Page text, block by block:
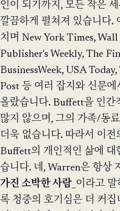
인이 되기까지, 모든 작은
깔끔하게 펼쳐져 있습니다.
치며 New York Times,
Publisher's Weekly, The
BusinessWeek, USA
Post 등 여러 잡지와 신문에
올랐습니다. Buffett을 인간
많지 않으며, 그의 가족/동
더욱 없습니다. 따라서 이전
Buffett의 개인적인 삶에 대
습니다. 네, Warren은 항상
가진 소박한 사람_이라고
록 청중의 호기심은 더 커집